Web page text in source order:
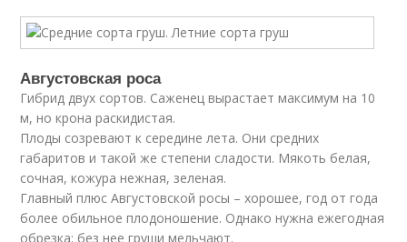
Августовская роса
Гибрид двух сортов. Саженец вырастает максимум на 10
м, но крона раскидистая.
Плоды созревают к середине лета. Они средних
габаритов и такой же степени сладости. Мякоть белая,
сочная, кожура нежная, зеленая.
Главный плюс Августовской росы – хорошее, год от года
более обильное плодоношение. Однако нужна ежегодная
обрезка: без нее груши мельчают.